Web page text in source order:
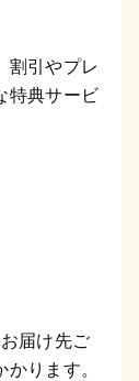
割引やプレ
特典サービ
届け先ご
ります。